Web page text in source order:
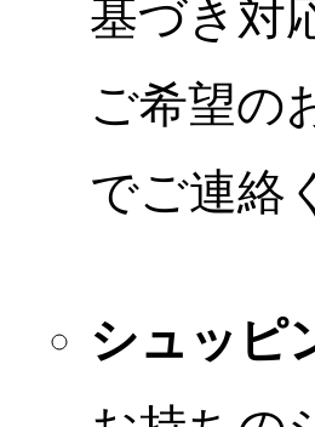
基づき対
ご希望の
でご連絡
シュッピ